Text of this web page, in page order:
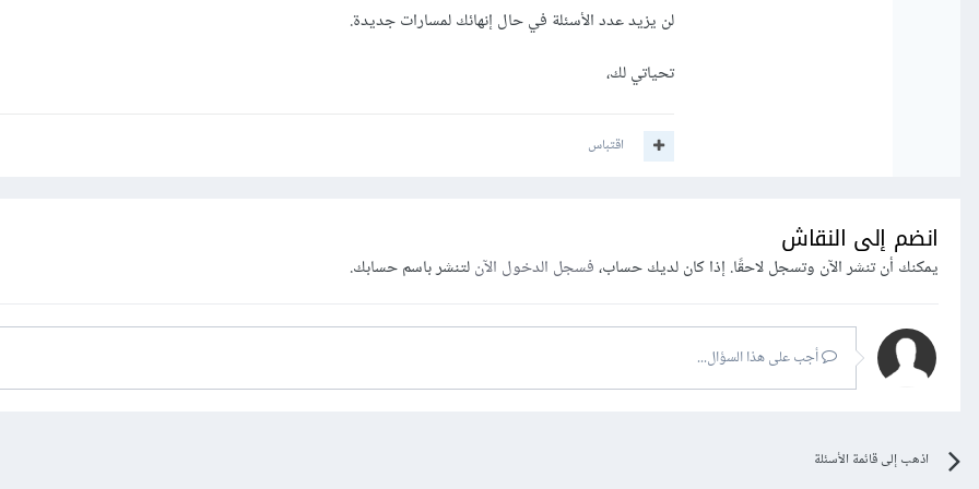
لن يزيد عدد الأسئلة في حال إنهائك لمسارات جديدة.
تحياتي لك،
اقتباس
انضم إلى النقاش
يمكنك أن تنشر الآن وتسجل لاحقًا. إذا كان لديك حساب،فسجل الدخول الآنلتنشر باسم حسابك.
أجب على هذا السؤال...
اذهب إلى قائمة الأسئلة